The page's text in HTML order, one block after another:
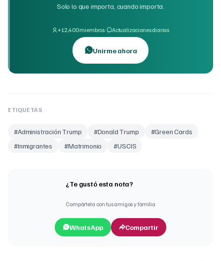
Solo lo que importa, cuando importa.
+12,400 miembros· Actualizaciones diarias
Unirme ahora
ETIQUETAS
#Administración Trump #Donald Trump #Green Cards
#Inmigrantes #Matrimonio #USCIS
¿Te gustó esta nota?
Compártela con tus amigos y familia
WhatsApp Compartir